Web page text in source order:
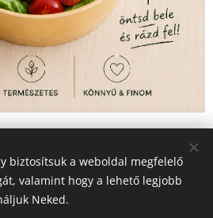
jog fenntartva
biztosítsuk a weboldal megfelelő
valamint hogy a lehető legjobb
Neked.